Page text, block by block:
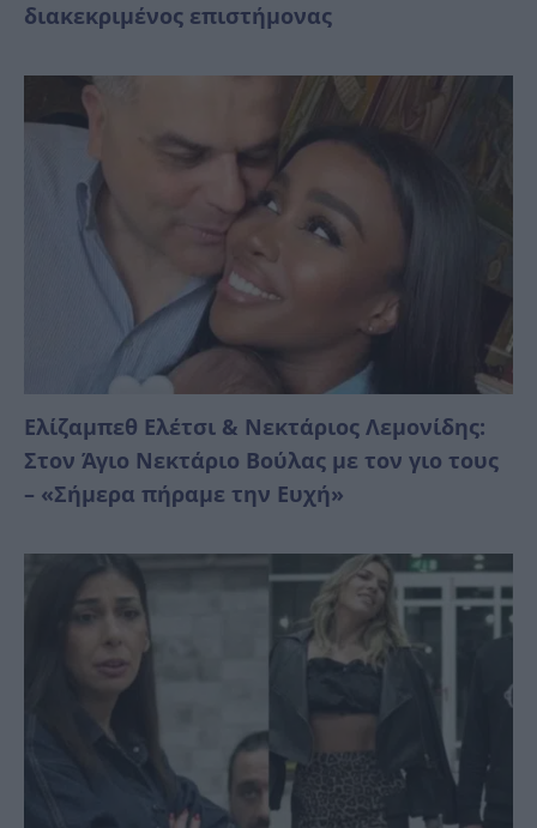
διακεκριμένος επιστήμονας
Ελίζαμπεθ Ελέτσι & Νεκτάριος Λεμονίδης:
Στον Άγιο Νεκτάριο Βούλας με τον γιο τους
– «Σήμερα πήραμε την Ευχή»